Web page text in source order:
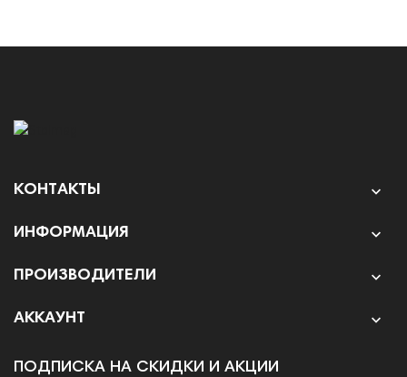
КОНТАКТЫ 
ИНФОРМАЦИЯ 
ПРОИЗВОДИТЕЛИ 
АККАУНТ 
ПОДПИСКА НА СКИДКИ И АКЦИИ